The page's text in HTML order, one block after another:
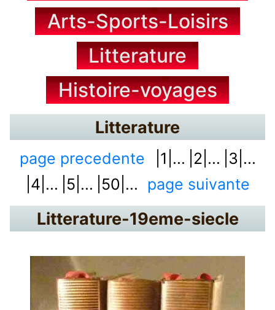
Arts-Sports-Loisirs
Litterature
Histoire-voyages
Litterature
page precedente |1|... |2|... |3|...
|4|... |5|... |50|... page suivante
Litterature-19eme-siecle